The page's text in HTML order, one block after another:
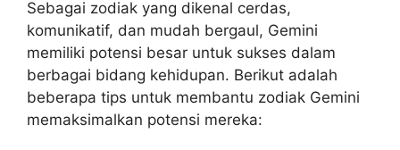
Sebagai zodiak yang dikenal cerdas,
komunikatif, dan mudah bergaul, Gemini
memiliki potensi besar untuk sukses dalam
berbagai bidang kehidupan. Berikut adalah
beberapa tips untuk membantu zodiak Gemini
memaksimalkan potensi mereka: